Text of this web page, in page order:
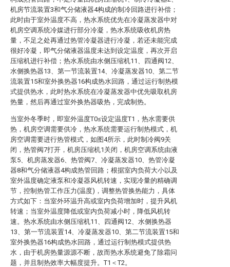
机房节流装置3和气分储液器4构成的制冷回路进行补偿；
此时由于室外温度不高，热水系统优先在冷凝蒸发器中对
机房空调系统冷媒进行部分冷凝，热水系统吸收机房热
量，不足之处再通过热管冷凝器进行冷凝，若还未能完成
很好冷凝，即气分储液器温度未达到设定温度，再次开启
压缩机进行补偿；热水系统由水侧压缩机11、四通阀12、
水侧换热器13、第一节流装置14、冷凝蒸发器10、第二节
流装置15和室外换热器16构成热水回路，通过运行制热模
式提供热水，此时热水系统在冷凝蒸发器中优先吸取机房
热量，然后再通过室外换热器吸热，完成制热。
当室外冬季时，即室外温度T0≤设定温度T1，热水需要供
热，机房空调需要供冷，热水系统需要运行制热模式，机
房空调需要进行热管模式，如图4所示，此时制冷阀9关
闭，热管阀7打开，机房压缩机1关闭，机房空调系统由液
泵5、机房蒸发器6、热管阀7、冷凝蒸发器10、热管冷凝
器8和气分储液器4构成热管回路；根据室内负荷大小以及
室外温度确定液泵和冷凝器风机转速，实现冷量的精确调
节，控制热管工作压力(温度)，调整热管换热能力，具体
方式如下：当室外环温升高或室内负荷增加时，提升风机
转速；当室外温度降低或室内负荷减小时，降低风机转
速。热水系统由水侧压缩机11、四通阀12、水侧换热器
13、第一节流装置14、冷凝蒸发器10、第二节流装置15和
室外换热器16构成热水回路，通过运行制热模式提供热
水，由于机房热量源源不断，故而热水系统避免了除霜问
题，并且制热效率大幅度提升。T1＜T2。